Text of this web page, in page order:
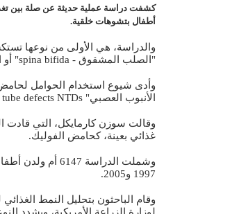
كشفت دراسة عملية حديثة عن صلة بين
أطفال بتشوهات خلقية.
والدراسة، هي الأولى من نوعها
"الصلب المشقوق - spina bifida" أو الشفة الأرنبية cleft lip.
الأنبوب العصبي" neural tube defects NTDs.
وقالت سوزن كارمايكل، التي قادت
غذائي بعينة، كحامض الفوليك.
1997 و2005.
وقام الباحثون بتحليل النمط